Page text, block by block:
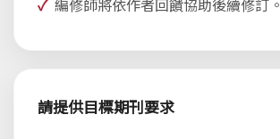
編修師將依作者回饋協助後續修訂。
請提供目標期刊要求